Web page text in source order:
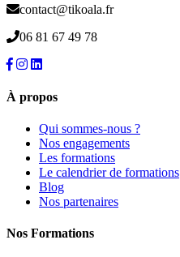
contact@tikoala.fr
06 81 67 49 78
À propos
Qui sommes-nous ?
Nos engagements
Les formations
Le calendrier de formations
Blog
Nos partenaires
Nos Formations